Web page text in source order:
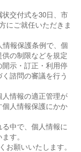
交付式を30日、市
にご就任いただきま
報保護条例で、個
の制限などを規定
示・訂正・利用停
諮問の審議を行う
情報の適正管理が
人情報保護にかか
中で、個人情報に
す。
願いいたします。